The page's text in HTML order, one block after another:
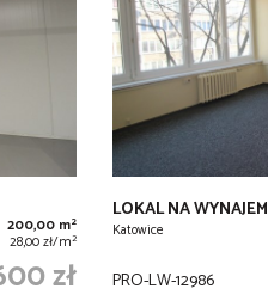
200,00 m2
28,00 zł/m2
zł
LOKAL NA WYNAJEM
Katowice
PRO-LW-12986